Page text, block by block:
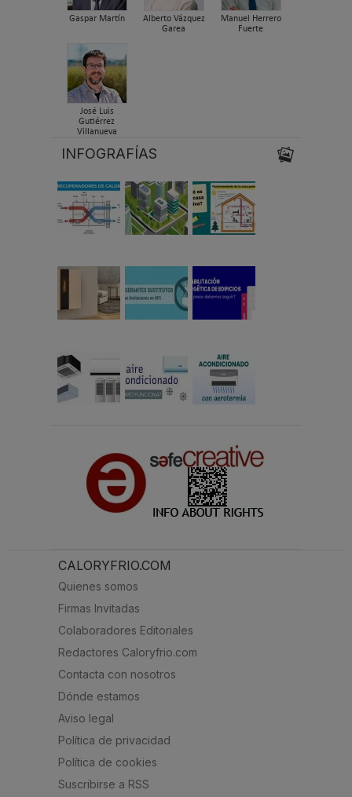
Gaspar Martín
Alberto Vázquez
Garea
Manuel Herrero
Fuerte
José Luis
Gutiérrez
Villanueva
INFOGRAFÍAS
CALORYFRIO.COM
Quienes somos
Firmas Invitadas
Colaboradores Editoriales
Redactores Caloryfrio.com
Contacta con nosotros
Dónde estamos
Aviso legal
Política de privacidad
Política de cookies
Suscribirse a RSS